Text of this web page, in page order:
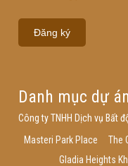
Danh mục dự án
Công ty TNHH Dịch vụ Bất
Masteri Park Place
The
Gladia Heights